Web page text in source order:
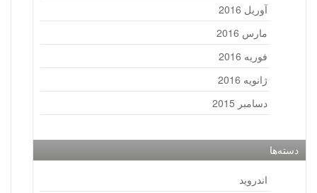
آوریل 2016
مارس 2016
فوریه 2016
ژانویه 2016
دسامبر 2015
دسته‌ها
اندروید